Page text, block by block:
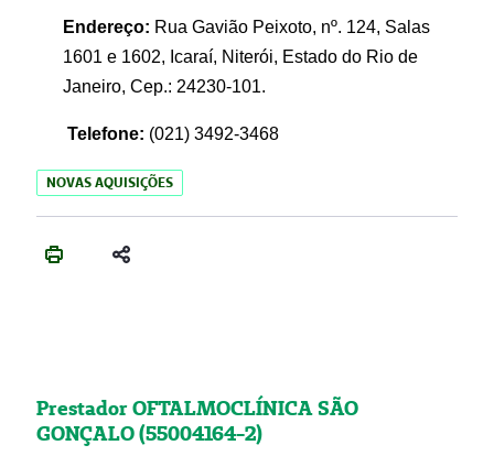
Endereço: Rua Gavião Peixoto, nº. 124, Salas
1601 e 1602, Icaraí, Niterói, Estado do Rio de
Janeiro, Cep.: 24230-101.
Telefone: (021) 3492-3468
NOVAS AQUISIÇÕES
Prestador OFTALMOCLÍNICA SÃO
GONÇALO (55004164-2)